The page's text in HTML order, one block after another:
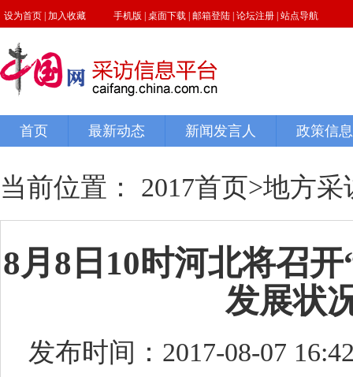
当前位置： 2017首页>地方采
8月8日10时河北将召
发展状
发布时间：2017-08-07